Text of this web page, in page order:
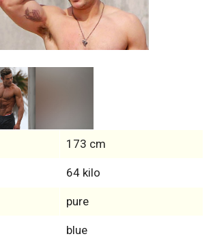
173 cm
64 kilo
pure
blue